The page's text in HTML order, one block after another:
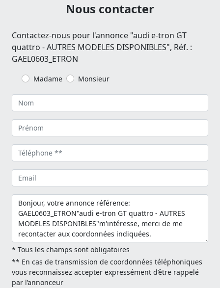
Nous contacter
Contactez-nous pour l'annonce "audi e-tron GT
quattro - AUTRES MODELES DISPONIBLES", Réf. :
GAEL0603_ETRON
Madame Monsieur
* Tous les champs sont obligatoires
** En cas de transmission de coordonnées téléphoniques
vous reconnaissez accepter expressément d’être rappelé
par l’annonceur